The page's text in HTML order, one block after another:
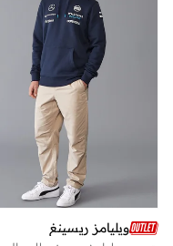
ويليامز ريسينغ